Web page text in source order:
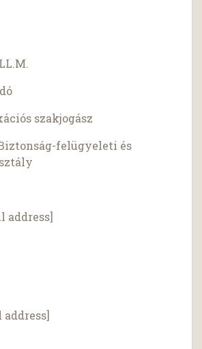
szakjogász
felügyeleti és
address]
address]